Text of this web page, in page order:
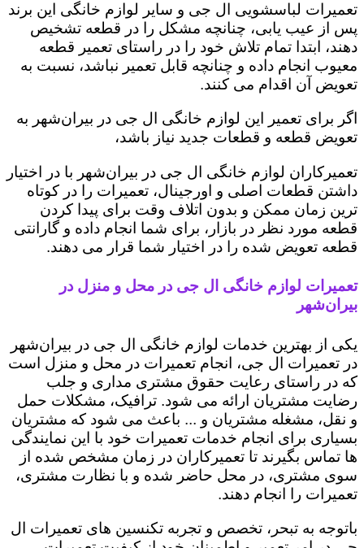
تعمیرات لباسشویی ال جی و سایر لوازم خانگی این برند
پس از عیب یابی، چنانچه مشکل را در قطعه تشخیص
دهند، ابتدا تمام تلاش خود را در راستای تعمیر قطعه
معیوب انجام داده و چنانچه قابل تعمیر نباشد، نسبت به
تعویض آن اقدام می کنند.
اگر برای تعمیر این لوازم خانگی ال جی در بیران‌شهر به
تعویض قطعه و قطعات جدید نیاز باشد،
تعمیرکاران لوازم خانگی ال جی در بیران‌شهر با در اختیار
داشتن قطعات اصلی و اورجینال، تعمیرات را در کوتاه
ترین زمان ممکن و بدون اتلاف وقت برای پیدا کردن
قطعه مورد نظر در بازار، برای شما انجام داده و گارانتی
قطعه تعویض شده را در اختیار شما قرار می دهند.
تعمیرات لوازم خانگی ال جی در محل و منزل در
بیران‌شهر
یکی از بهترین خدمات لوازم خانگی ال جی در بیران‌شهر
در تعمیرات ال جی، انجام تعمیرات در محل و منزل است
که در راستای رعایت حقوق مشتری مداری و جلب
رضایت مشتریان ارائه می شود. ترافیک، مشکلات حمل
و نقل، مشغله مشتریان و ... باعث می شود که مشتریان
بسیاری برای انجام خدمات تعمیرات خود با این نمایندگی
ها تماس بگیرند تا تعمیرکاران در زمان مشخص شده از
سوی مشتری، در محل حاضر شده و با نظارت مشتری،
تعمیرات را انجام دهند.
باتوجه به تبحر، تخصص و تجربه تکنسین های تعمیرات ال